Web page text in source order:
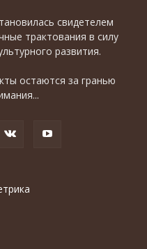
свидетелем
трактования в силу
развития.
остаются за гранью